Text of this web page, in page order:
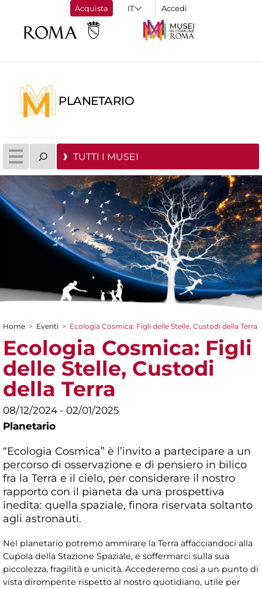
Acquista Accedi
PLANETARIO
TUTTI I MUSEI
Tu sei qui
Home > Eventi > Ecologia Cosmica: Figli delle Stelle, Custodi della Terra
Ecologia Cosmica: Figli
delle Stelle, Custodi
della Terra
08/12/2024 - 02/01/2025
Planetario
“Ecologia Cosmica” è l’invito a partecipare a un
percorso di osservazione e di pensiero in bilico
fra la Terra e il cielo, per considerare il nostro
rapporto con il pianeta da una prospettiva
inedita: quella spaziale, finora riservata soltanto
agli astronauti.
Nel planetario potremo ammirare la Terra affacciandoci alla
Cupola della Stazione Spaziale, e soffermarci sulla sua
piccolezza, fragilità e unicità. Accederemo così a un punto di
vista dirompente rispetto al nostro quotidiano, utile per